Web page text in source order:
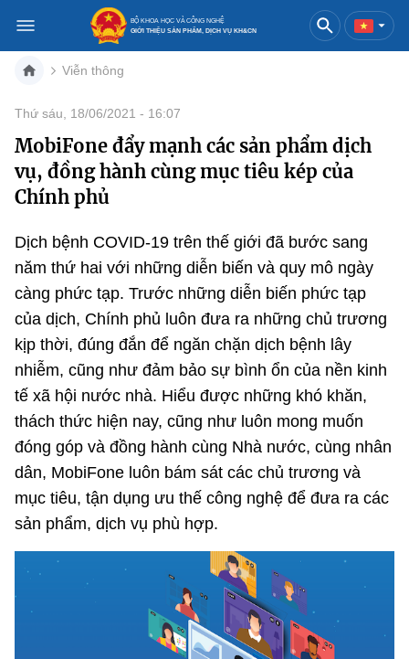
BỘ KHOA HỌC VÀ CÔNG NGHỆ
GIỚI THIỆU SẢN PHẨM, DỊCH VỤ KH&CN
Danh mục
Trang chủ
Sản phẩm
Dịch vụ
Báo in
Báo điện tử
Phát hành
Truyền hình
Đổi mới sáng tạo
Sản phẩm
Dịch vụ
Bưu chính
Sản phẩm
Dịch vụ
Bưu chính
Chuyển phát nhanh
Viễn thông
Sản phẩm
Dịch vụ
Phần cứng
Phần mềm
Tần số vô tuyến điện
Công nghệ thông tin, Điện tử
Sản phẩm
Dịch vụ
Phần cứng
Phần mềm
Lĩnh vực khác
Tư vấn
Hành chính
Bảng điện tử
Chọn ngôn ngữ
Việt Nam
BỘ KHOA HỌC VÀ CÔNG NGHỆ
MINISTRY OF SCIENCE AND TECHNOLOGY
Viễn thông
Thứ sáu, 18/06/2021 - 16:07
MobiFone đẩy mạnh các sản phẩm dịch
vụ, đồng hành cùng mục tiêu kép của
Chính phủ
Dịch bệnh COVID-19 trên thế giới đã bước sang
năm thứ hai với những diễn biến và quy mô ngày
càng phức tạp. Trước những diễn biến phức tạp
của dịch, Chính phủ luôn đưa ra những chủ trương
kịp thời, đúng đắn để ngăn chặn dịch bệnh lây
nhiễm, cũng như đảm bảo sự bình ổn của nền kinh
tế xã hội nước nhà. Hiểu được những khó khăn,
thách thức hiện nay, cũng như luôn mong muốn
đóng góp và đồng hành cùng Nhà nước, cùng nhân
dân, MobiFone luôn bám sát các chủ trương và
mục tiêu, tận dụng ưu thế công nghệ để đưa ra các
sản phẩm, dịch vụ phù hợp.